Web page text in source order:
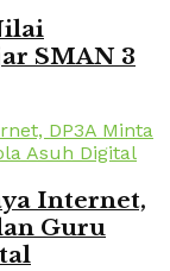
SMAN 3
Internet,
Guru